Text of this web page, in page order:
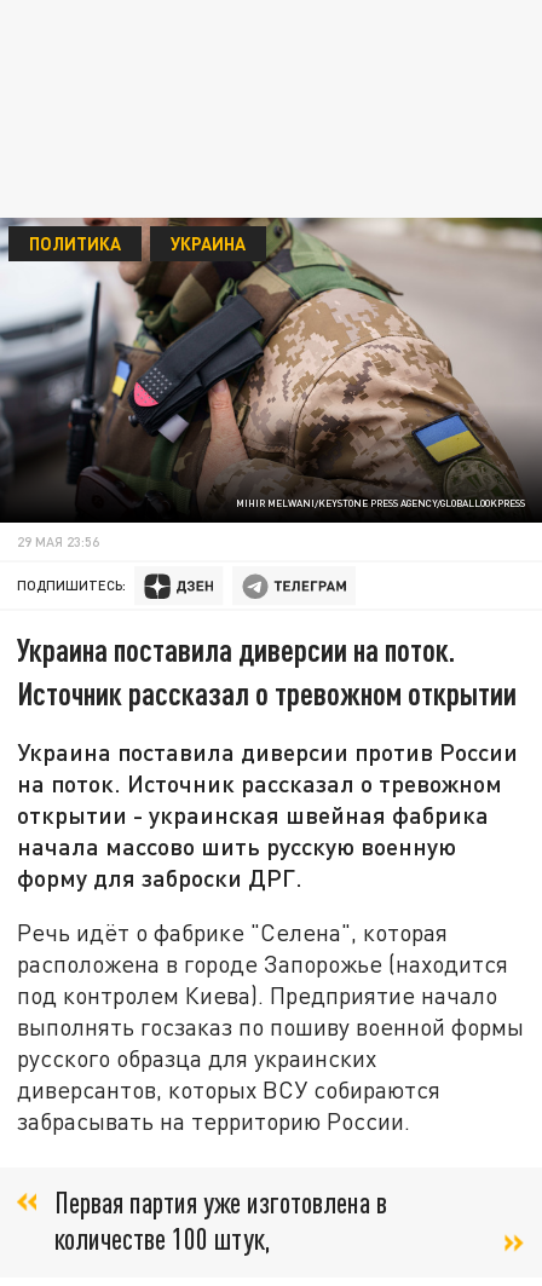
MIHIR MELWANI/KEYSTONE PRESS AGENCY/GLOBALLOOKPRESS
ПОЛИТИКА УКРАИНА
29 МАЯ 23:56
ПОДПИШИТЕСЬ:
Украина поставила диверсии на поток.
Источник рассказал о тревожном открытии
Украина поставила диверсии против России
на поток. Источник рассказал о тревожном
открытии - украинская швейная фабрика
начала массово шить русскую военную
форму для заброски ДРГ.
Речь идёт о фабрике "Селена", которая
расположена в городе Запорожье (находится
под контролем Киева). Предприятие начало
выполнять госзаказ по пошиву военной формы
русского образца для украинских
диверсантов, которых ВСУ собираются
забрасывать на территорию России.
Первая партия уже изготовлена в
количестве 100 штук,